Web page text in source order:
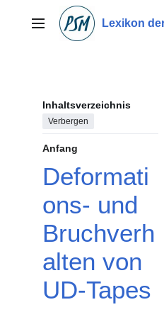
springenHauptmenü Lexikon
Inhaltsverzeichnis
Verbergen
Anfang
Deformati
ons- und
Bruchverh
alten von
UD-Tapes